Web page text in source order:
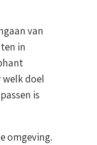
van
in
welk doel
is
omgeving.